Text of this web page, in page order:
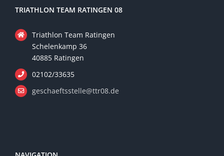
TRIATHLON TEAM RATINGEN 08
Triathlon Team Ratingen
Schelenkamp 36
40885 Ratingen
02102/33635
geschaeftsstelle@ttr08.de